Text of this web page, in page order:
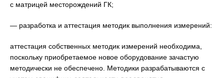
с матрицей месторождений ГК;
— разработка и аттестация методик выполнения измерений:
аттестация собственных методик измерений необходима,
поскольку приобретаемое новое оборудование зачастую
методически не обеспечено. Методики разрабатываются с